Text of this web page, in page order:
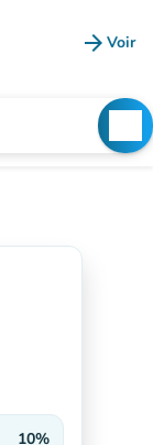
arrow_forward Voir
10%